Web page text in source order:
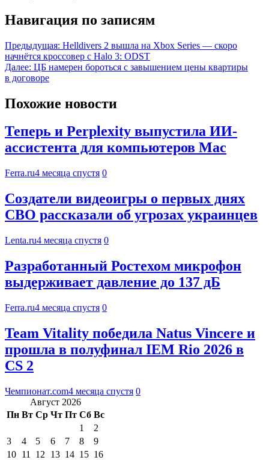
Навигация по записям
Предыдущая: Helldivers 2 вышла на Xbox Series — скоро
начнётся кроссовер с Halo 3: ODST
Далее: ЦБ намерен бороться с завышением цены квартиры
в договоре
Похожие новости
Теперь и Perplexity выпустила ИИ-
ассистента для компьютеров Mac
Ferra.ru4 месяца спустя 0
Создатели видеоигры о первых днях
СВО рассказали об угрозах украинцев
Lenta.ru4 месяца спустя 0
Разработанный Ростехом микрофон
выдерживает давление до 137 дБ
Ferra.ru4 месяца спустя 0
Team Vitality победила Natus Vincere и
прошла в полуфинал IEM Rio 2026 в
CS 2
Чемпионат.com4 месяца спустя 0
Август 2026
Пн Вт Ср Чт Пт Сб Вс
1
2
3
4 5 6 7 8
9
10 11 12 13 14 15 16